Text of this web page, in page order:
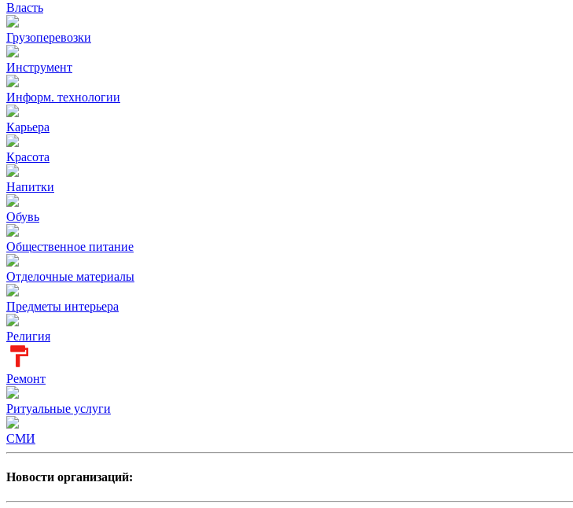
Власть
Грузоперевозки
Инструмент
Информ. технологии
Карьера
Красота
Напитки
Обувь
Общественное питание
Отделочные материалы
Предметы интерьера
Религия
Ремонт
Ритуальные услуги
СМИ
Новости организаций: